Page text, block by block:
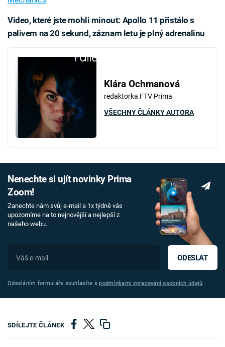
Video, které jste mohli minout: Apollo 11 přistálo s
palivem na 20 sekund, záznam letu je plný adrenalinu
Failed to fetch
Klára Ochmanová
redaktorka FTV Prima
VŠECHNY ČLÁNKY AUTORA
Nenechte si ujít novinky Prima
Zoom!
Zanechte nám svůj e-mail a 1x týdně vás
upozorníme na to nejnovější a nejlepší z
našeho webu.
ODESLAT
Odesláním formuláře souhlasíte spodmínkami zpracování osobních údajů
SDÍLEJTE ČLÁNEK